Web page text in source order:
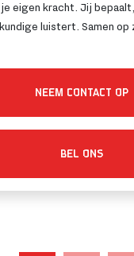
je eigen kracht. Jij
luistert. Samen op
NEEM CONTACT OP
BEL ONS